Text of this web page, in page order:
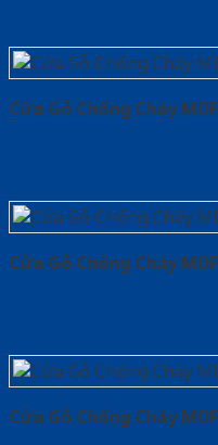
Cửa Gỗ Chống Cháy
Cửa Gỗ Chống Cháy
Cửa Gỗ Chống Cháy